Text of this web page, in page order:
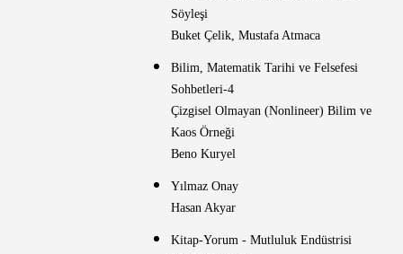
Söyleşi
Buket Çelik, Mustafa Atmaca
Bilim, Matematik Tarihi ve Felsefesi
Sohbetleri-4
Çizgisel Olmayan (Nonlineer) Bilim ve
Kaos Örneği
Beno Kuryel
Yılmaz Onay
Hasan Akyar
Kitap-Yorum - Mutluluk Endüstrisi